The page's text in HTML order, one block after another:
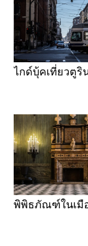
ไกด์บุ้คเที่ยวตูริ
พิพิธภัณฑ์ในเมื